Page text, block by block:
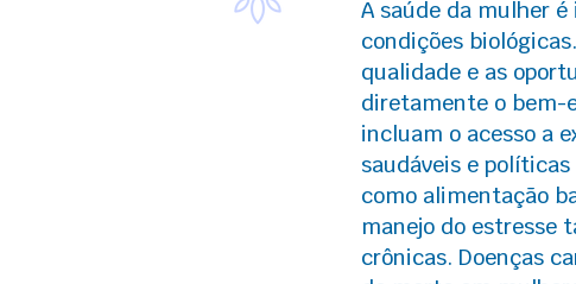
A saúde da mulher
condições
qualidade e as
diretamente o bem-
incluam o acesso a
saudáveis e
como alimentação
manejo do estresse
crônicas. Doenças